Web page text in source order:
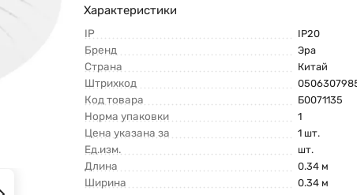
Характеристики
IP IP20
Бренд Эра
Страна Китай
Штрихкод
Код товара Б0071135
Норма упаковки 1
Цена указана за 1 шт.
Ед.изм. шт.
Длина 0.34 м
Ширина 0.34 м